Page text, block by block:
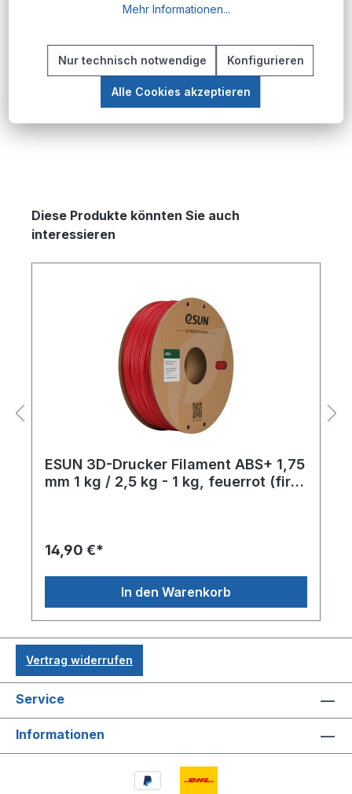
Filamente sind modifizierte ABS-Materialien für
den FDM/FFF 3D-Druck. Diese Filament-Seri…
Produktgalerie überspringen
Diese Produkte könnten Sie auch
interessieren
ESUN 3D-Drucker Filament ABS+ 1,75
mm 1 kg / 2,5 kg - 1 kg, feuerrot (fire
14,90 €*
In den Warenkorb
Vertrag widerrufen
Service
Informationen
Mehr Informationen...
Nur technisch notwendige Konfigurieren
Alle Cookies akzeptieren